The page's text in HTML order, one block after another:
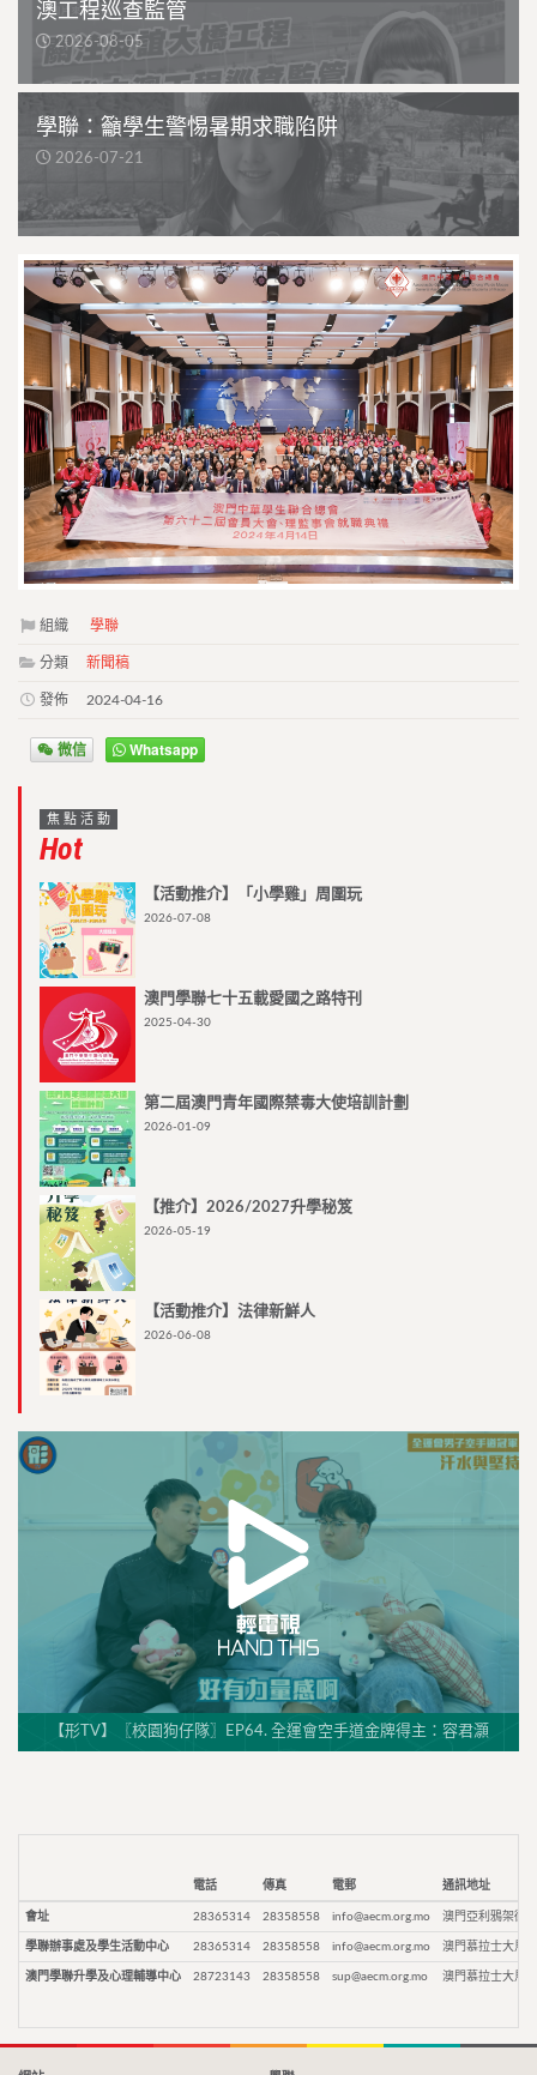
澳工程巡查監管
2026-08-05
學聯：籲學生警惕暑期求職陷阱
2026-07-21
組織 學聯
分類 新聞稿
發佈 2024-04-16
微信 Whatsapp
焦點活動
Hot
【活動推介】「小學雞」周圍玩
2026-07-08
澳門學聯七十五載愛國之路特刊
2025-04-30
第二屆澳門青年國際禁毒大使培訓計劃
2026-01-09
【推介】2026/2027升學秘笈
2026-05-19
【活動推介】法律新鮮人
2026-06-08
【形TV】〖校園狗仔隊〗EP64. 全運會空手道金牌得主：容君灝
電話 傳真 電郵 通訊地址
會址 28365314 28358558 info@aecm.org.mo 澳門亞利鴉架街9
學聯辦事處及學生活動中心 28365314 28358558 info@aecm.org.mo 澳門慕拉士大馬
澳門學聯升學及心理輔導中心 28723143 28358558 sup@aecm.org.mo 澳門慕拉士大馬